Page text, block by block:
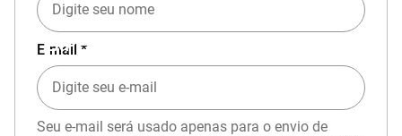
EXPERIÊNCIA MIZUNO NO APP
E-mail *
Seu e-mail será usado apenas para o envio de